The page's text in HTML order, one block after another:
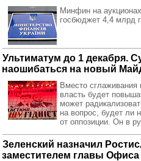
Минфин на
госбюджет 4,4 млрд
Ультиматум до 1 декабря.
наошибаться на новый
Вместо сглаживания
власть будет
может
на вопрос, будет ли
от оппозиции. Он в
Зеленский назначил
заместителем главы Офиса